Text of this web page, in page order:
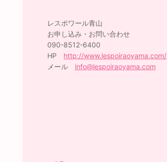
レスポワール青山
お申し込み・お問い合わせ
090-8512-6400
HP http://www.lespoiraoyama.com/
メール info@lespoiraoyama.com